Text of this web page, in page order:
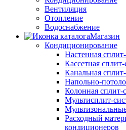
Вентиляция
Отопление
Водоснабжение
Магазин
Кондиционирование
Настенная
Кассетная сплит-
Канальная
Напольно-
Колонная сплит-
Мультисплит-
Расходный
кондиционеров